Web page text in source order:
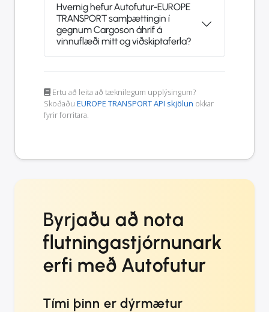
Hvernig hefur Autofutur-EUROPE
TRANSPORT samþættingin í
gegnum Cargoson áhrif á
vinnuflæði mitt og viðskiptaferla?
Ertu að leita að tæknilegum upplýsingum?
Skoðaðu EUROPE TRANSPORT API skjölun okkar
fyrir forritara.
Byrjaðu að nota
flutningastjórnunark
erfi með Autofutur
Tími þinn er dýrmætur